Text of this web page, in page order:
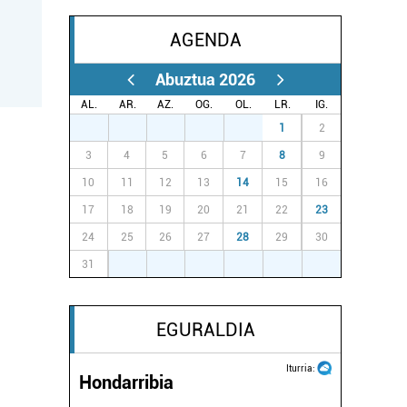
AGENDA
Abuztua 2026
AL. AR. AZ. OG. OL. LR.
IG.
1 2
3 4 5 6 7 8 9
10 11 12 13 14 15 16
17 18 19 20 21 22 23
24 25 26 27 28 29 30
31
EGURALDIA
Iturria:
Hondarribia